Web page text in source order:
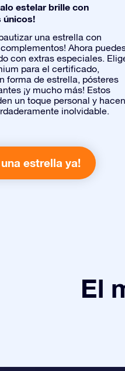
estelar brille con
únicos!
una estrella con
Ahora
con extras especiales.
para el certificado,
forma de estrella, pósteres
¡y mucho más! Estos
un toque personal y hacen
inolvidable.
una estrella ya!
El